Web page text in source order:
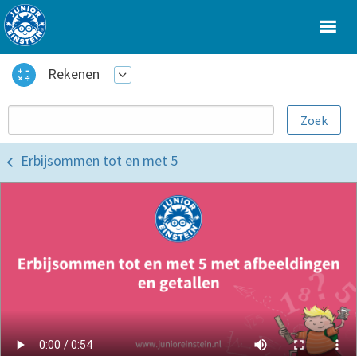
Rekenen
Erbijsommen tot en met 5